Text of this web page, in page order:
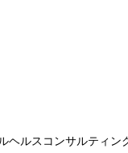
ヘルスコンサルティン